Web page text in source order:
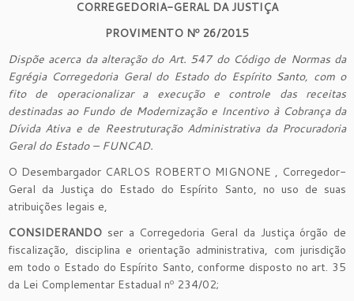
CORREGEDORIA-GERAL DA JUSTIÇA
PROVIMENTO Nº 26/2015
Dispõe acerca da alteração do Art. 547 do Código de Normas da
Egrégia Corregedoria Geral do Estado do Espírito Santo, com o
fito de operacionalizar a execução e controle das receitas
destinadas ao Fundo de Modernização e Incentivo à Cobrança da
Dívida Ativa e de Reestruturação Administrativa da Procuradoria
Geral do Estado – FUNCAD.
O Desembargador CARLOS ROBERTO MIGNONE , Corregedor-
Geral da Justiça do Estado do Espírito Santo, no uso de suas
atribuições legais e,
CONSIDERANDO ser a Corregedoria Geral da Justiça órgão de
fiscalização, disciplina e orientação administrativa, com jurisdição
em todo o Estado do Espírito Santo, conforme disposto no art. 35
da Lei Complementar Estadual nº 234/02;